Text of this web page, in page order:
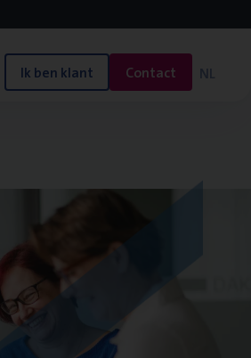
Ik ben klant Contact NL